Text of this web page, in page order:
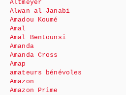
Altmeyer
Alwan al-Janabi
Amadou Koumé
Amal
Amal Bentounsi
Amanda
Amanda Cross
Amap
amateurs bénévoles
Amazon
Amazon Prime